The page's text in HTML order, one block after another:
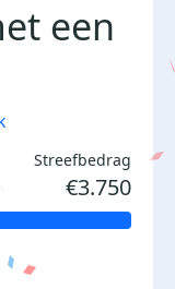
een
Streefbedrag
€3.750